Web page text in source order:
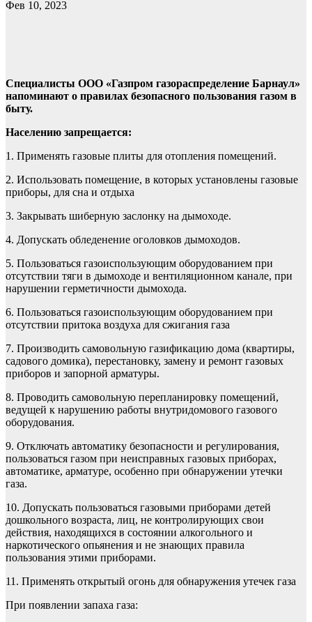
Фев 10, 2023
Специалисты ООО «Газпром газораспределение Барнаул»
напоминают о правилах безопасного пользования газом в
быту.
Населению запрещается:
1. Применять газовые плиты для отопления помещений.
2. Использовать помещение, в которых установлены газовые
приборы, для сна и отдыха
3. Закрывать шиберную заслонку на дымоходе.
4. Допускать обледенение оголовков дымоходов.
5. Пользоваться газоиспользующим оборудованием при
отсутствии тяги в дымоходе и вентиляционном канале, при
нарушении герметичности дымохода.
6. Пользоваться газоиспользующим оборудованием при
отсутствии притока воздуха для сжигания газа
7. Производить самовольную газификацию дома (квартиры,
садового домика), перестановку, замену и ремонт газовых
приборов и запорной арматуры.
8. Проводить самовольную перепланировку помещений,
ведущей к нарушению работы внутридомового газового
оборудования.
9. Отключать автоматику безопасности и регулирования,
пользоваться газом при неисправных газовых приборах,
автоматике, арматуре, особенно при обнаружении утечки
газа.
10. Допускать пользоваться газовыми приборами детей
дошкольного возраста, лиц, не контролирующих свои
действия, находящихся в состоянии алкогольного и
наркотического опьянения и не знающих правила
пользования этими приборами.
11. Применять открытый огонь для обнаружения утечек газа
При появлении запаха газа: